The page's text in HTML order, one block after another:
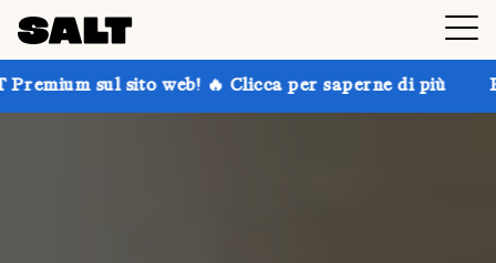
web! 🔥 Clicca per saperne di più Prendi fino al